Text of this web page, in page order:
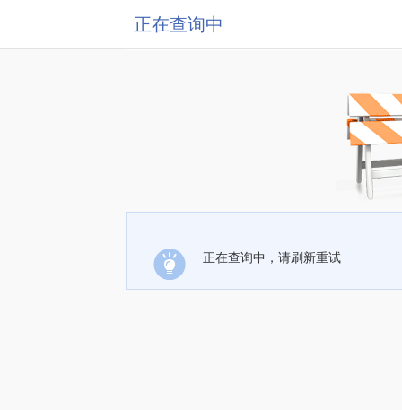
正在查询中
正在查询中，请刷新重试